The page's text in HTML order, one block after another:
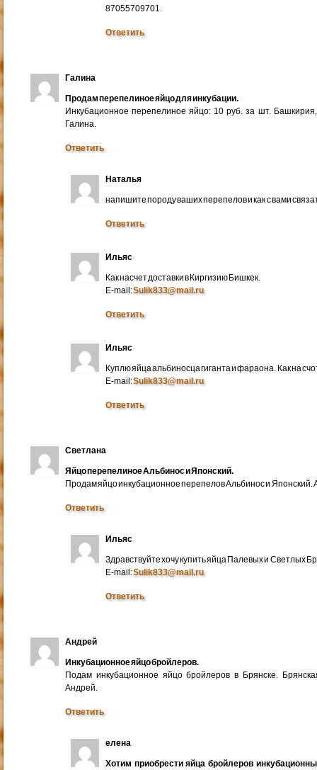
87055709701.
Ответить
Галина
Продам перепелиное яйцо для инкубации.
Инкубационное перепелиное яйцо: 10 руб. за шт.
Галина.
Ответить
Наталья
напишите породу ваших перепелов и как с вами
Ответить
Ильяс
Как насчет доставки в Киргизию Бишкек.
E-mail:Sulik833@mail.ru
Ответить
Ильяс
Куплю яйца альбиносца гиганта и фараона. Как на
E-mail:Sulik833@mail.ru
Ответить
Светлана
Яйцо перепелиное Альбинос и Японский.
Продам яйцо инкубационное перепелов Альбинос и
Ответить
Ильяс
Здравствуйте хочу купить яйца Палевых и Светлых
E-mail:Sulik833@mail.ru
Ответить
Андрей
Инкубационное яйцо бройлеров.
Подам инкубационное яйцо бройлеров в Брянске.
Андрей.
Ответить
елена
Хотим приобрести яйца бройлеров